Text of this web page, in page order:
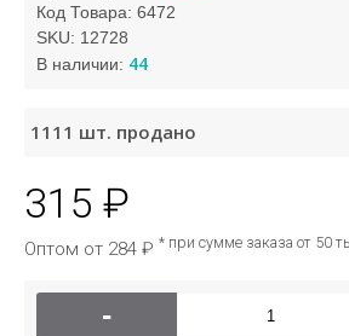
Код Товара: 6472
SKU: 12728
В наличии: 44
1111 шт. продано
315 ₽
Оптом от 284 ₽ * при сумме заказа от 50
-